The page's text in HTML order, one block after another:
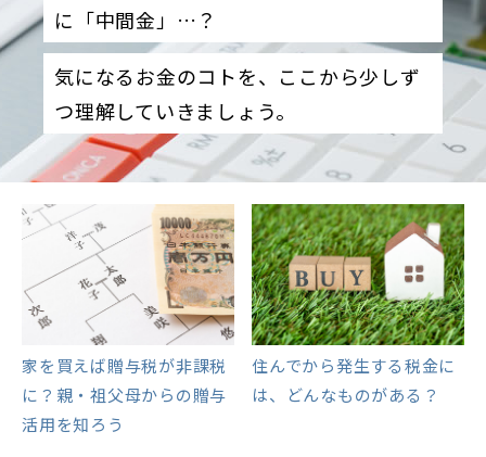
に「中間金」…？
気になるお金のコトを、ここから少しず
つ理解していきましょう。
家を買えば贈与税が非課税
に？親・祖父母からの贈与
活用を知ろう
住んでから発生する税金に
は、どんなものがある？